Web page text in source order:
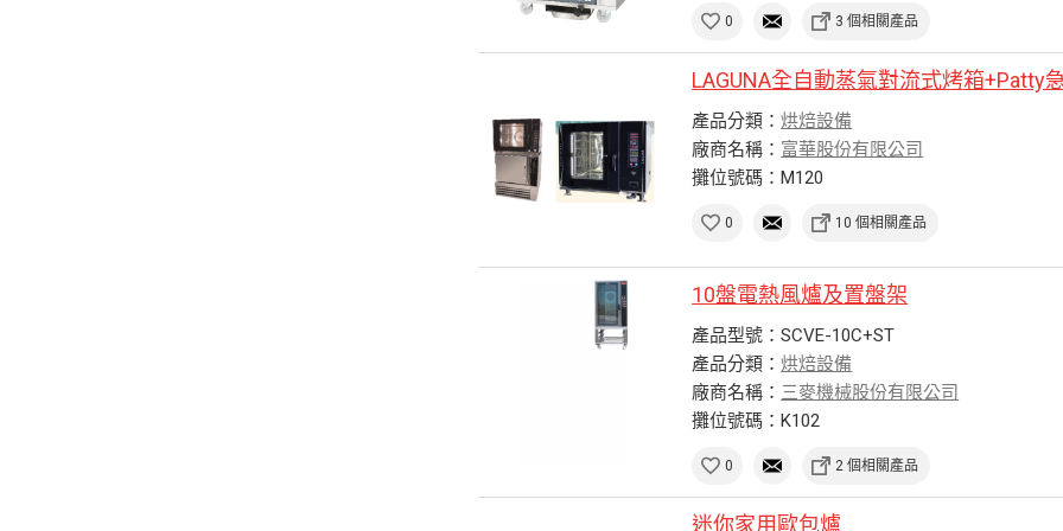
0 3 個相關產品
LAGUNA全自動蒸氣對流式烤箱+Patty
產品分類：烘焙設備
廠商名稱： 富華股份有限公司
攤位號碼：M120
0 10 個相關產品
10盤電熱風爐及置盤架
產品型號：SCVE-10C+ST
產品分類：烘焙設備
廠商名稱： 三麥機械股份有限公司
攤位號碼：K102
0 2 個相關產品
迷你家用歐包爐